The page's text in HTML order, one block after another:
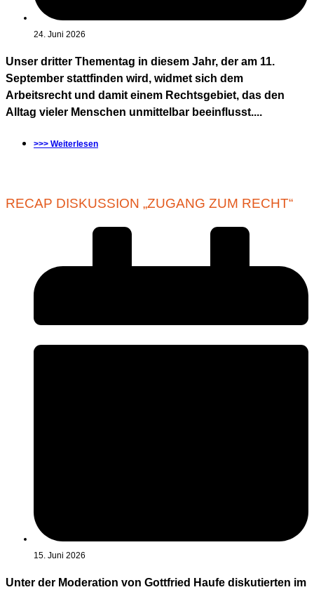
24. Juni 2026
Unser dritter Thementag in diesem Jahr, der am 11.
September stattfinden wird, widmet sich dem
Arbeitsrecht und damit einem Rechtsgebiet, das den
Alltag vieler Menschen unmittelbar beeinflusst....
>>> Weiterlesen
RECAP DISKUSSION „ZUGANG ZUM RECHT“
15. Juni 2026
Unter der Moderation von Gottfried Haufe diskutierten im